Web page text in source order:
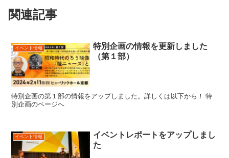
関連記事
イベント情報
特別企画の情報を更新しました
（第１部）
特別企画の第１部の情報をアップしました。詳しくは以下から！ 特
別企画のページへ
イベント情報
イベントレポートをアップしまし
た